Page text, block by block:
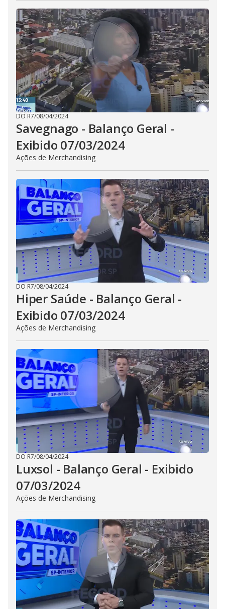
DO R7/08/04/2024
Savegnago - Balanço Geral -
Exibido 07/03/2024
Ações de Merchandising
DO R7/08/04/2024
Hiper Saúde - Balanço Geral -
Exibido 07/03/2024
Ações de Merchandising
DO R7/08/04/2024
Luxsol - Balanço Geral - Exibido
07/03/2024
Ações de Merchandising